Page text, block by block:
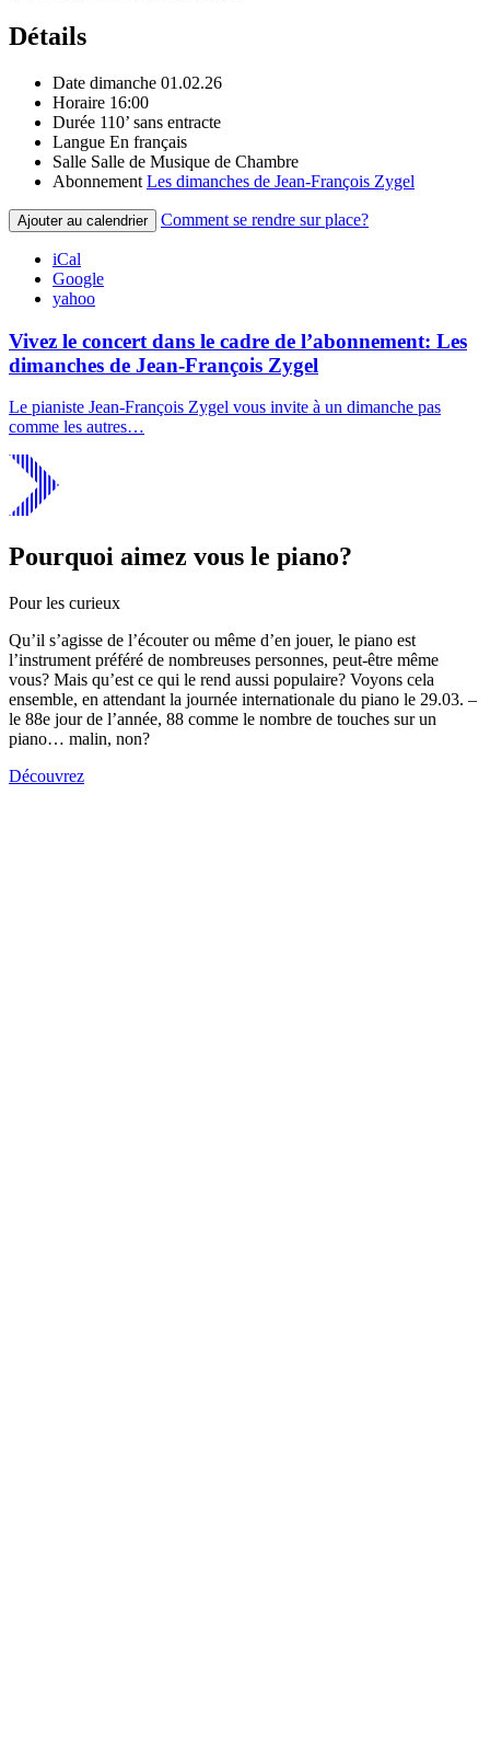
Détails
Date dimanche 01.02.26
Horaire 16:00
Durée 110’ sans entracte
Langue En français
Salle Salle de Musique de Chambre
Abonnement Les dimanches de Jean-François Zygel
Ajouter au calendrier Comment se rendre sur place?
iCal
Google
yahoo
Vivez le concert dans le cadre de l’abonnement: Les
dimanches de Jean-François Zygel
Le pianiste Jean-François Zygel vous invite à un dimanche pas
comme les autres…
Pourquoi aimez vous le piano?
Pour les curieux
Qu’il s’agisse de l’écouter ou même d’en jouer, le piano est
l’instrument préféré de nombreuses personnes, peut-être même
vous? Mais qu’est ce qui le rend aussi populaire? Voyons cela
ensemble, en attendant la journée internationale du piano le 29.03. –
le 88e jour de l’année, 88 comme le nombre de touches sur un
piano… malin, non?
Découvrez